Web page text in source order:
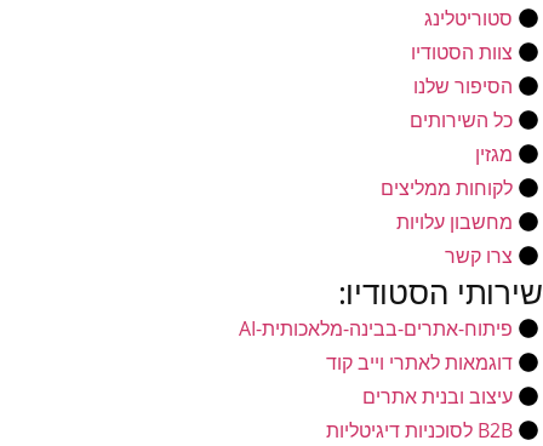
סטוריטלינג
צוות הסטודיו
הסיפור שלנו
כל השירותים
מגזין
לקוחות ממליצים
מחשבון עלויות
צרו קשר
שירותי הסטודיו:
פיתוח-אתרים-בבינה-מלאכותית-AI
דוגמאות לאתרי וייב קוד
עיצוב ובנית אתרים
B2B לסוכניות דיגיטליות